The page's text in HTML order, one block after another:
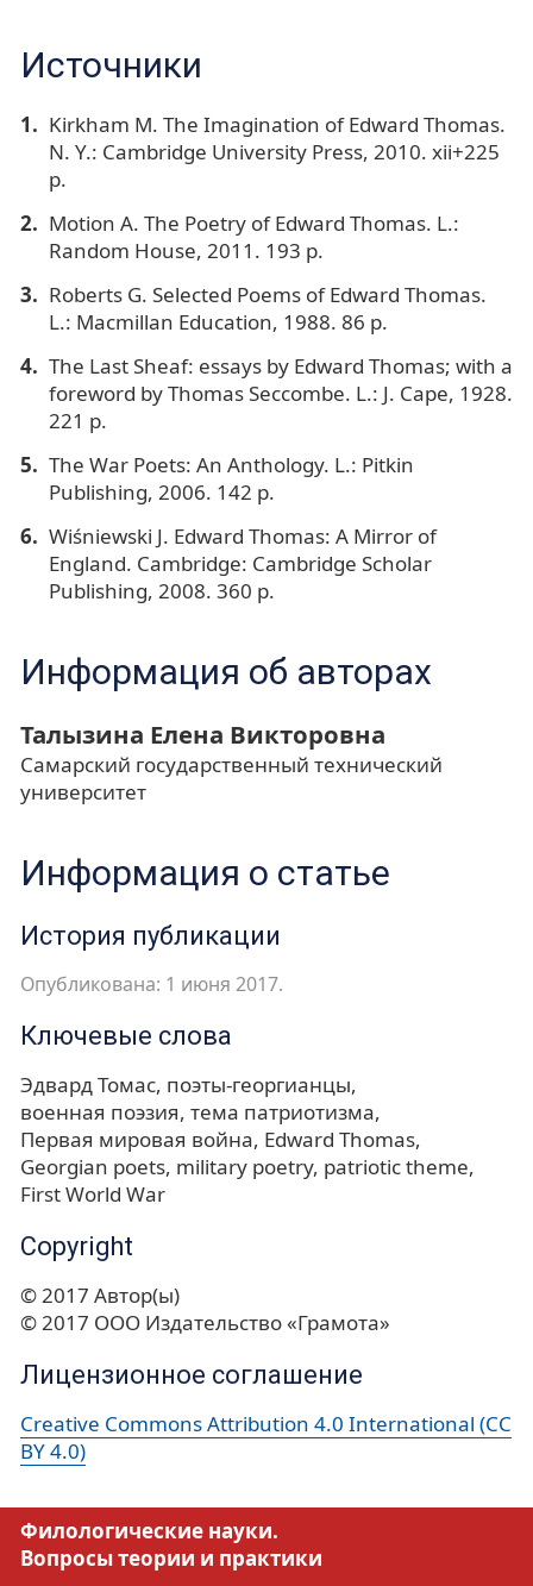
Источники
Kirkham M. The Imagination of Edward Thomas.
N. Y.: Cambridge University Press, 2010. xii+225
p.
Motion A. The Poetry of Edward Thomas. L.:
Random House, 2011. 193 p.
Roberts G. Selected Poems of Edward Thomas.
L.: Macmillan Education, 1988. 86 p.
The Last Sheaf: essays by Edward Thomas; with a
foreword by Thomas Secсombe. L.: J. Cape, 1928.
221 p.
The War Poets: An Anthology. L.: Pitkin
Publishing, 2006. 142 p.
Wiśniewski J. Edward Thomas: A Mirror of
England. Cambridge: Cambridge Scholar
Publishing, 2008. 360 p.
Информация об авторах
Талызина Елена Викторовна
Самарский государственный технический
университет
Информация о статье
История публикации
Опубликована: 1 июня 2017.
Ключевые слова
Эдвард Томас поэты-георгианцы
военная поэзия тема патриотизма
Первая мировая война Edward Thomas
Georgian poets military poetry patriotic theme
First World War
Copyright
© 2017 Автор(ы)
© 2017 ООО Издательство «Грамота»
Лицензионное соглашение
Creative Commons Attribution 4.0 International (CC
BY 4.0)
Филологические науки.
Вопросы теории и практики